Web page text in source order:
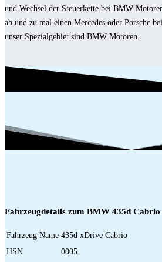
und Wechsel der Steuerkette bei BMW
ab und zu mal einen Mercedes oder Porsche
unser Spezialgebiet sind BMW Motoren.
Fahrzeugdetails zum BMW 435d
Fahrzeug Name 435d xDrive Cabrio
HSN
0005